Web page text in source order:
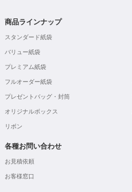
商品ラインナップ
スタンダード紙袋
バリュー紙袋
プレミアム紙袋
フルオーダー紙袋
プレゼントバッグ・封筒
オリジナルボックス
リボン
各種お問い合わせ
お見積依頼
お客様窓口